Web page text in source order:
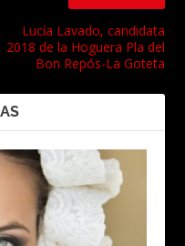
Lucía Lavado, candidata
2018 de la Hoguera Pla del
Bon Repós-La Goteta